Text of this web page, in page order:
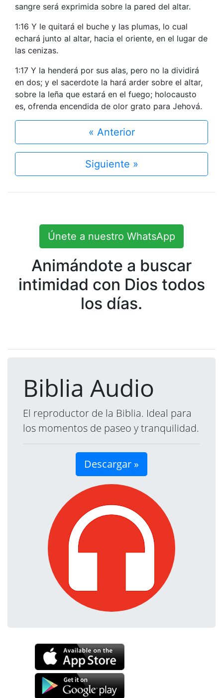
sangre será exprimida sobre la pared del altar.
1:16 Y le quitará el buche y las plumas, lo cual
echará junto al altar, hacia el oriente, en el lugar de
las cenizas.
1:17 Y la henderá por sus alas, pero no la dividirá
en dos; y el sacerdote la hará arder sobre el altar,
sobre la leña que estará en el fuego; holocausto
es, ofrenda encendida de olor grato para Jehová.
« Anterior
Siguiente »
Únete a nuestro WhatsApp
Animándote a buscar
intimidad con Dios todos
los días.
Biblia Audio
El reproductor de la Biblia. Ideal para
los momentos de paseo y tranquilidad.
Descargar »